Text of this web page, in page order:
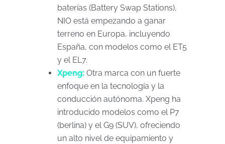
baterías (Battery Swap Stations),
NIO está empezando a ganar
terreno en Europa, incluyendo
España, con modelos como el ET5
y el EL7.
Xpeng: Otra marca con un fuerte
enfoque en la tecnología y la
conducción autónoma. Xpeng ha
introducido modelos como el P7
(berlina) y el G9 (SUV), ofreciendo
un alto nivel de equipamiento y